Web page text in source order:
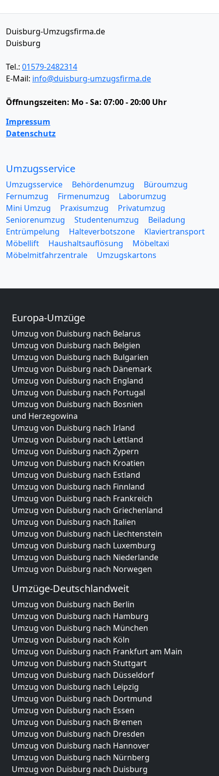
Duisburg-Umzugsfirma.de
Duisburg
Tel.: 01579-2482314
E-Mail: info@duisburg-umzugsfirma.de
Öffnungszeiten: Mo - Sa: 07:00 - 20:00 Uhr
Impressum
Datenschutz
Umzugsservice
Umzugsservice Behördenumzug
Büroumzug
Fernumzug
Firmenumzug
Laborumzug
Mini Umzug
Praxisumzug
Privatumzug
Seniorenumzug
Studentenumzug
Beiladung
Entrümpelung
Halteverbotszone
Klaviertransport
Möbellift
Haushaltsauflösung
Möbeltaxi
Möbelmitfahrzentrale
Umzugskartons
Europa-Umzüge
Umzug von Duisburg nach Belarus
Umzug von Duisburg nach Belgien
Umzug von Duisburg nach Bulgarien
Umzug von Duisburg nach Dänemark
Umzug von Duisburg nach England
Umzug von Duisburg nach Portugal
Umzug von Duisburg nach Bosnien
und Herzegowina
Umzug von Duisburg nach Irland
Umzug von Duisburg nach Lettland
Umzug von Duisburg nach Zypern
Umzug von Duisburg nach Kroatien
Umzug von Duisburg nach Estland
Umzug von Duisburg nach Finnland
Umzug von Duisburg nach Frankreich
Umzug von Duisburg nach Griechenland
Umzug von Duisburg nach Italien
Umzug von Duisburg nach Liechtenstein
Umzug von Duisburg nach Luxemburg
Umzug von Duisburg nach Niederlande
Umzug von Duisburg nach Norwegen
Umzüge-Deutschlandweit
Umzug von Duisburg nach Berlin
Umzug von Duisburg nach Hamburg
Umzug von Duisburg nach München
Umzug von Duisburg nach Köln
Umzug von Duisburg nach Frankfurt am Main
Umzug von Duisburg nach Stuttgart
Umzug von Duisburg nach Düsseldorf
Umzug von Duisburg nach Leipzig
Umzug von Duisburg nach Dortmund
Umzug von Duisburg nach Essen
Umzug von Duisburg nach Bremen
Umzug von Duisburg nach Dresden
Umzug von Duisburg nach Hannover
Umzug von Duisburg nach Nürnberg
Umzug von Duisburg nach Duisburg